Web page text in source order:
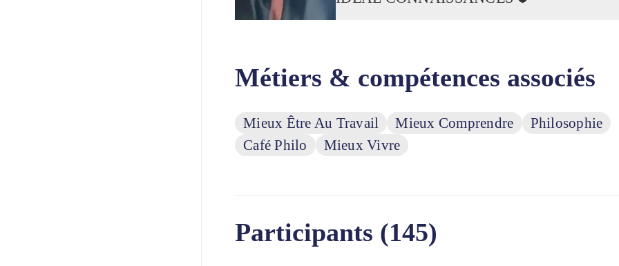
Métiers & compétences associés
Mieux Être Au Travail Mieux Comprendre
Philosophie
Café Philo
Mieux Vivre
Participants (145)